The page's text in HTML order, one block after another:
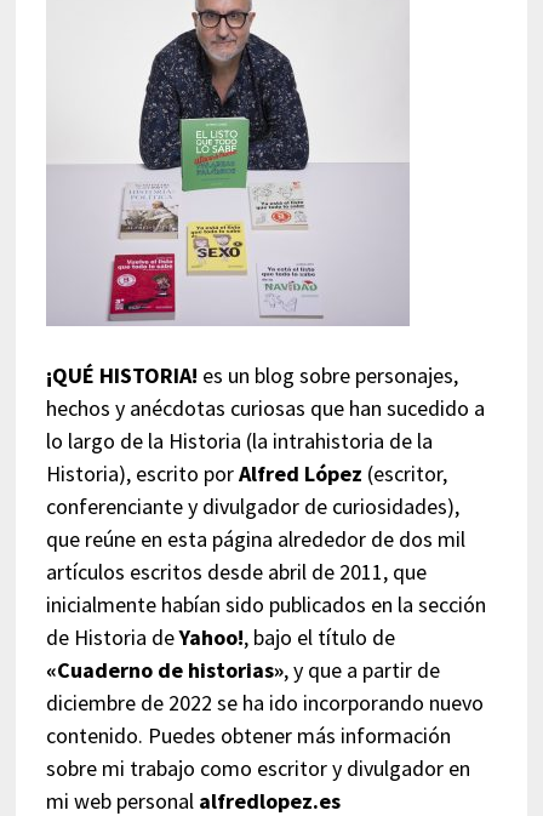
¡QUÉ HISTORIA! es un blog sobre personajes,
hechos y anécdotas curiosas que han sucedido a
lo largo de la Historia (la intrahistoria de la
Historia), escrito porAlfred López (escritor,
conferenciante y divulgador de curiosidades),
que reúne en esta página alrededor de dos mil
artículos escritos desde abril de 2011, que
inicialmente habían sido publicados en la sección
de Historia deYahoo!, bajo el título de
«Cuaderno de historias», y que a partir de
diciembre de 2022 se ha ido incorporando nuevo
contenido. Puedes obtener más información
sobre mi trabajo como escritor y divulgador en
mi web personal alfredlopez.es